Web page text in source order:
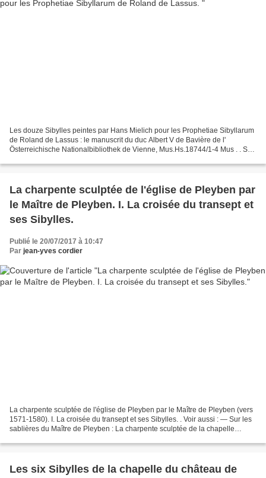
Les douze Sibylles peintes par Hans Mielich pour les Prophetiae Sibyllarum
de Roland de Lassus : le manuscrit du duc Albert V de Bavière de l'
Österreichische Nationalbibliothek de Vienne, Mus.Hs.18744/1-4 Mus . . Sur
La charpente sculptée de l'église de Pleyben par
le Maître de Pleyben. I. La croisée du transept et
ses Sibylles.
Publié le 20/07/2017 à 10:47
Par jean-yves cordier
La charpente sculptée de l'église de Pleyben par le Maître de Pleyben (vers
1571-1580). I. La croisée du transept et ses Sibylles. . Voir aussi : — Sur les
sablières du Maître de Pleyben : La charpente sculptée de la chapelle
Les six Sibylles de la chapelle du château de